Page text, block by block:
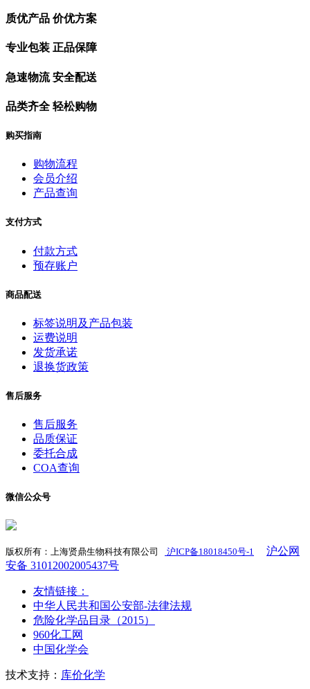
质优产品 价优方案
专业包装 正品保障
急速物流 安全配送
品类齐全 轻松购物
购买指南
购物流程
会员介绍
产品查询
支付方式
付款方式
预存账户
商品配送
标签说明及产品包装
运费说明
发货承诺
退换货政策
售后服务
售后服务
品质保证
委托合成
COA查询
微信公众号
版权所有：上海贤鼎生物科技有限公司 沪ICP备18018450号-1
沪公网
安备 31012002005437号
友情链接：
中华人民共和国公安部-法律法规
危险化学品目录（2015）
960化工网
中国化学会
技术支持： 库价化学